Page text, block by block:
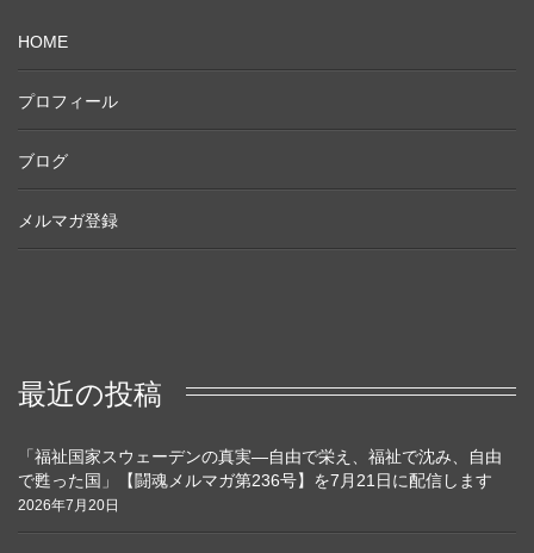
HOME
プロフィール
ブログ
メルマガ登録
最近の投稿
「福祉国家スウェーデンの真実―自由で栄え、福祉で沈み、自由
で甦った国」【闘魂メルマガ第236号】を7月21日に配信します
2026年7月20日